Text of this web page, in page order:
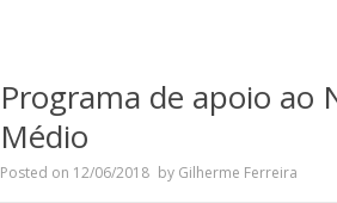
Programa de apoio ao
Médio
Posted on 12/06/2018 by Gilherme Ferreira